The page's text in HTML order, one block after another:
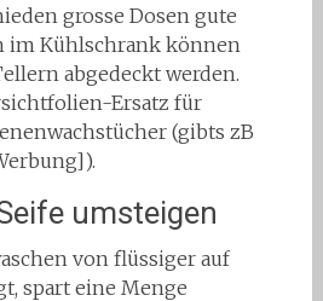
grosse Dosen gute
im Kühlschrank können
abgedeckt werden.
Ersatz für
(gibts zB
umsteigen
von flüssiger auf
spart eine Menge